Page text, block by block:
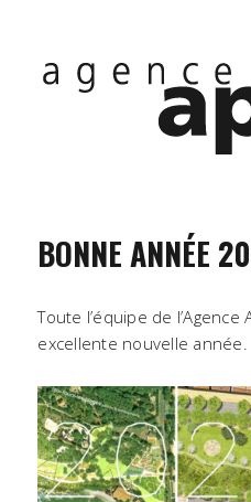
BONNE ANNÉE
Toute l’équipe de
excellente nouvelle année.